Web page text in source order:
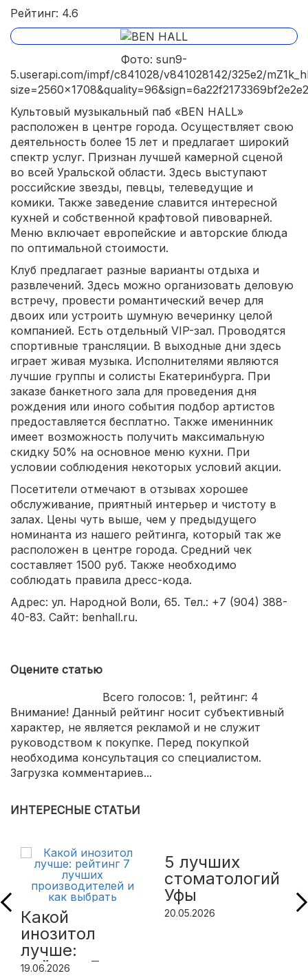
Рейтинг: 4.6
Фото: sun9-
5.userapi.com/impf/c841028/v841028142/325e2/
Культовый музыкальный паб «BEN HALL»
расположен в центре города. Осуществляет свою
деятельность более 15 лет и предлагает широкий
спектр услуг. Признан лучшей камерной сценой
во всей Уральской области. Здесь выступают
российские звезды, певцы, телеведущие и
комики. Также заведение славится интересной
кухней и собственной крафтовой пивоварней.
Меню включает европейские и авторские блюда
по оптимальной стоимости.
Клуб предлагает разные варианты отдыха и
развлечений. Здесь можно организовать деловую
встречу, провести романтический вечер для
двоих или устроить шумную вечеринку целой
компанией. Есть отдельный VIP-зал. Проводятся
спортивные трансляции. В выходные дни здесь
играет живая музыка. Исполнителями являются
лучшие группы и солисты Екатеринбурга. При
заказе банкетного зала для проведения дня
рождения или иного события подбор артистов
предоставляется бесплатно. Также именинник
имеет возможность получить максимальную
скидку 50% на основное меню кухни. При
условии соблюдения некоторых условий акции.
Посетители отмечают в отзывах хорошее
обслуживание, приятный интерьер и чистоту в
залах. Цены чуть выше, чем у предыдущего
номинанта из нашего рейтинга, который так же
расположен в центре города. Средний чек
составляет 1500 руб. Также необходимо
соблюдать правила дресс-кода.
Адрес: ул. Народной Воли, 65. Тел.: +7 (904) 388-
40-83. Сайт: benhall.ru.
Оцените статью
Всего голосов: 1, рейтинг: 4
Внимание! Данный рейтинг носит субъективный
характер, не является рекламой и не служит
руководством к покупке. Перед покупкой
необходима консультация со специалистом.
Загрузка комментариев...
ИНТЕРЕСНЫЕ СТАТЬИ
Какой
инозитол
лучше:
рейтинг 7
19.06.2026
5 лучших
стоматологий
Уфы
20.05.2026